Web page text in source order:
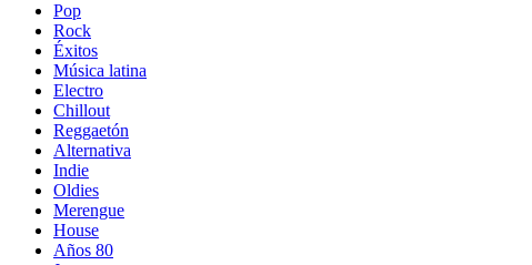
Pop
Rock
Éxitos
Música latina
Electro
Chillout
Reggaetón
Alternativa
Indie
Oldies
Merengue
House
Años 80